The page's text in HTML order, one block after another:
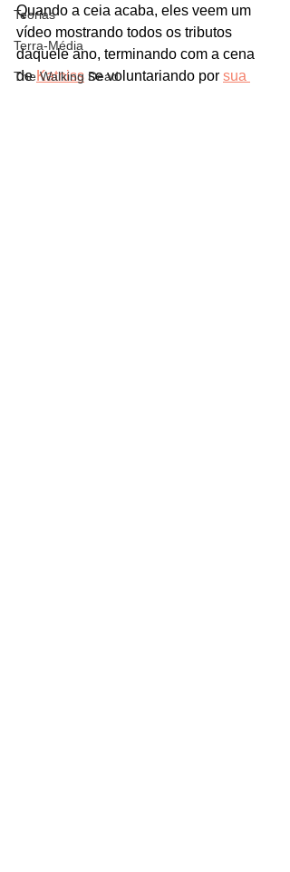
Teorias
Terra-Média
The Walking Dead
Quando a ceia acaba, eles veem um
vídeo mostrando todos os tributos
daquele ano, terminando com a cena
de Katniss se voluntariando por sua